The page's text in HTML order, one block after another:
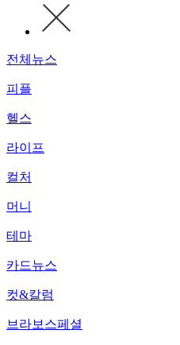
전체뉴스
피플
헬스
라이프
컬처
머니
테마
카드뉴스
컷&칼럼
브라보스페셜